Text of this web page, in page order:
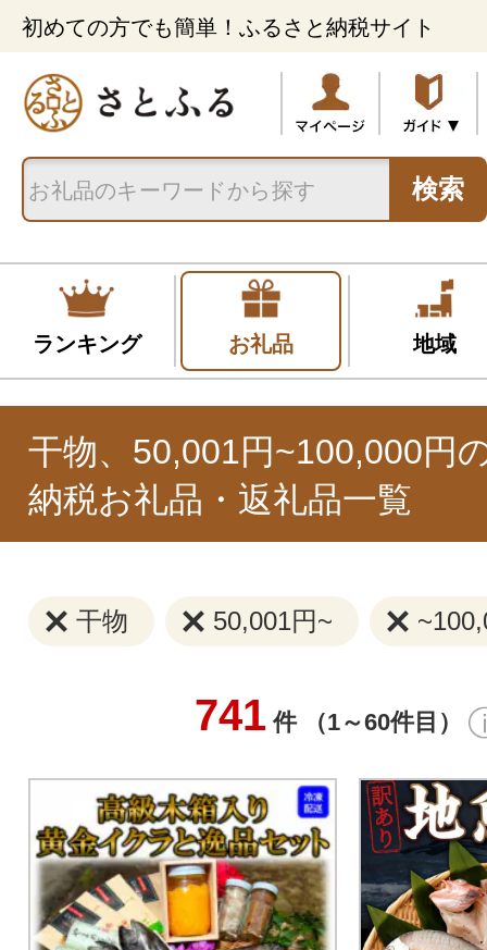
初めての方でも簡単！ふるさと納税サイト
検索
ランキング お礼品 地域
干物、50,001円~100,000円
納税お礼品・返礼品一覧
干物 50,001円~
741 件 （1～60件目）